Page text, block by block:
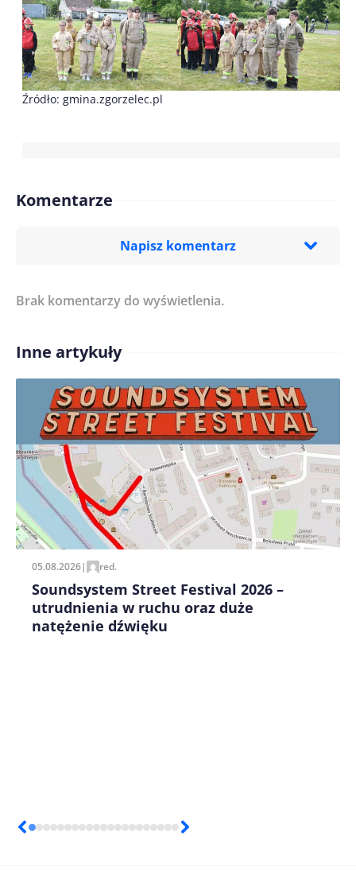
Źródło: gmina.zgorzelec.pl
Komentarze
Napisz komentarz
Treść komentarza*
Imię/ Nick*
Zapamiętaj moje dane w tej przeglądarce podczas
pisania kolejnych komentarzy.
Brak komentarzy do wyświetlenia.
Inne artykuły
05.08.2026| red.
Soundsystem Street Festival 2026 –
utrudnienia w ruchu oraz duże
natężenie dźwięku